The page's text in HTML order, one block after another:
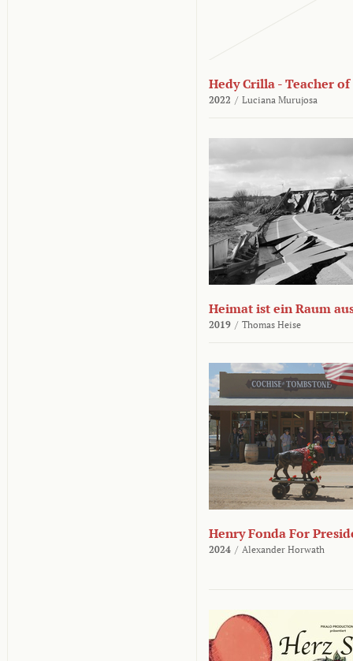
Hedy Crilla - Teacher
2022 / Luciana Murujosa
Heimat ist ein Raum
2019 / Thomas Heise
Henry Fonda For
2024 / Alexander Horwath